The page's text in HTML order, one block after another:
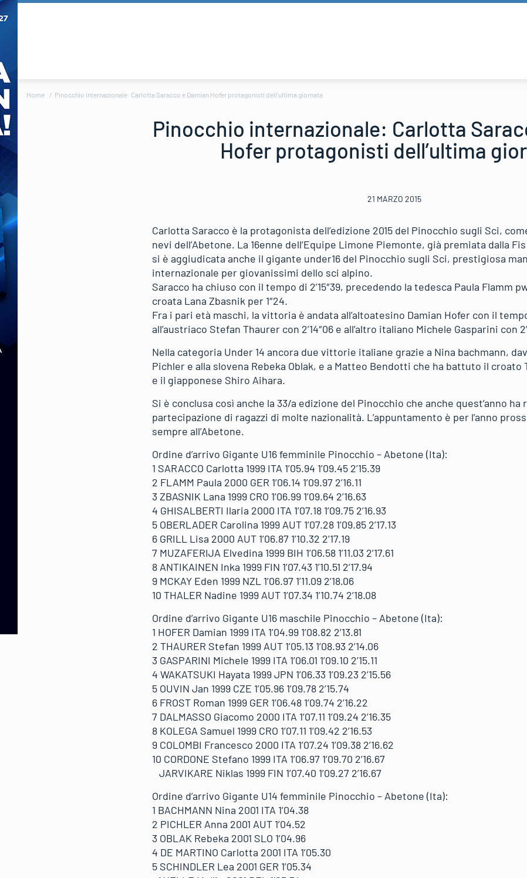
Home Pinocchio internazionale: Carlotta Saracco e Damian Hofer protagonisti dell’ultima giornata
Pinocchio internazionale: Carlotta
Hofer protagonisti dell’ultima
21 MARZO 2015
Carlotta Saracco è la protagonista dell’edizione 2015 del Pinocchio sugli Sci,
nevi dell’Abetone. La 16enne dell’Equipe Limone Piemonte, già premiata dalla
si è aggiudicata anche il gigante under16 del Pinocchio sugli Sci, prestigiosa
internazionale per giovanissimi dello sci alpino.
Saracco ha chiuso con il tempo di 2’15″39, precedendo la tedesca Paula Flamm
croata Lana Zbasnik per 1″24.
Fra i pari età maschi, la vittoria è andata all’altoatesino Damian Hofer con il tempo
all’austriaco Stefan Thaurer con 2’14″06 e all’altro italiano Michele Gasparini con
Nella categoria Under 14 ancora due vittorie italiane grazie a Nina bachmann,
Pichler e alla slovena Rebeka Oblak, e a Matteo Bendotti che ha battuto il
e il giapponese Shiro Aihara.
Si è conclusa così anche la 33/a edizione del Pinocchio che anche quest’anno ha
partecipazione di ragazzi di molte nazionalità. L’appuntamento è per l’anno
sempre all’Abetone.
Ordine d’arrivo Gigante U16 femminile Pinocchio – Abetone (Ita):
1 SARACCO Carlotta 1999 ITA 1’05.94 1’09.45 2’15.39
2 FLAMM Paula 2000 GER 1’06.14 1’09.97 2’16.11
3 ZBASNIK Lana 1999 CRO 1’06.99 1’09.64 2’16.63
4 GHISALBERTI Ilaria 2000 ITA 1’07.18 1’09.75 2’16.93
5 OBERLADER Carolina 1999 AUT 1’07.28 1’09.85 2’17.13
6 GRILL Lisa 2000 AUT 1’06.87 1’10.32 2’17.19
7 MUZAFERIJA Elvedina 1999 BIH 1’06.58 1’11.03 2’17.61
8 ANTIKAINEN Inka 1999 FIN 1’07.43 1’10.51 2’17.94
9 MCKAY Eden 1999 NZL 1’06.97 1’11.09 2’18.06
10 THALER Nadine 1999 AUT 1’07.34 1’10.74 2’18.08
Ordine d’arrivo Gigante U16 maschile Pinocchio – Abetone (Ita):
1 HOFER Damian 1999 ITA 1’04.99 1’08.82 2’13.81
2 THAURER Stefan 1999 AUT 1’05.13 1’08.93 2’14.06
3 GASPARINI Michele 1999 ITA 1’06.01 1’09.10 2’15.11
4 WAKATSUKI Hayata 1999 JPN 1’06.33 1’09.23 2’15.56
5 OUVIN Jan 1999 CZE 1’05.96 1’09.78 2’15.74
6 FROST Roman 1999 GER 1’06.48 1’09.74 2’16.22
7 DALMASSO Giacomo 2000 ITA 1’07.11 1’09.24 2’16.35
8 KOLEGA Samuel 1999 CRO 1’07.11 1’09.42 2’16.53
9 COLOMBI Francesco 2000 ITA 1’07.24 1’09.38 2’16.62
10 CORDONE Stefano 1999 ITA 1’06.97 1’09.70 2’16.67
JARVIKARE Niklas 1999 FIN 1’07.40 1’09.27 2’16.67
Ordine d’arrivo Gigante U14 femminile Pinocchio – Abetone (Ita):
1 BACHMANN Nina 2001 ITA 1’04.38
2 PICHLER Anna 2001 AUT 1’04.52
3 OBLAK Rebeka 2001 SLO 1’04.96
4 DE MARTINO Carlotta 2001 ITA 1’05.30
5 SCHINDLER Lea 2001 GER 1’05.34